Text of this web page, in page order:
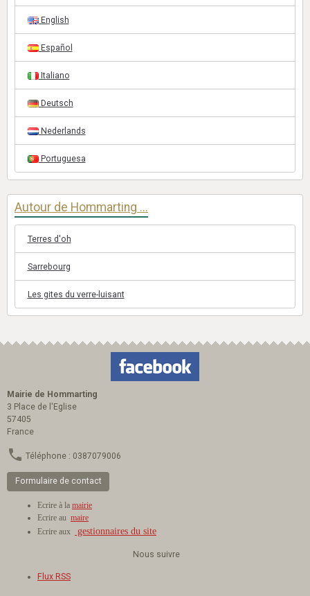
English
Español
Italiano
Deutsch
Nederlands
Portuguesa
Autour de Hommarting ...
Terres d'oh
Sarrebourg
Les gites du verre-luisant
Mairie de Hommarting
3 Place de l'Eglise
57405
France
Téléphone : 0387079006
Formulaire de contact
Ecrire à la mairie
Ecrire au maire
Ecrire aux
gestionnaires du site
Nous suivre
Flux RSS